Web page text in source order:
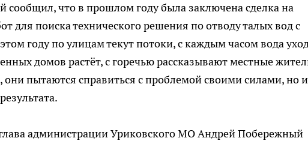
сообщил, что в прошлом году была заключена сделка на
для поиска технического решения по отводу талых вод с
году по улицам текут потоки, с каждым часом вода
домов растёт, с горечью рассказывают местные
пытаются справиться с проблемой своими силами, но
администрации Уриковского МО Андрей Побережный